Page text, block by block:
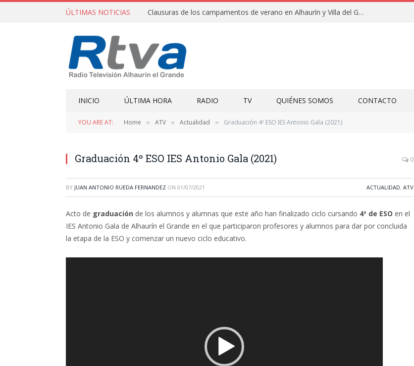
ÚLTIMAS NOTICIAS Clausuras de los campamentos de verano en Alhaurín y Villa del Guadalhorce 2026
INICIO ÚLTIMA HORA RADIO TV QUIÉNES SOMOS CONTACTO
YOU ARE AT: Home » ATV » Actualidad » Graduación 4º ESO IES Antonio Gala (2021)
Graduación 4º ESO IES Antonio Gala (2021) 0
BY JUAN ANTONIO RUEDA FERNANDEZ ON 01/07/2021 ACTUALIDAD, ATV
Acto de graduación de los alumnos y alumnas que este año han finalizado ciclo cursando 4º de ESO en el
IES Antonio Gala de Alhaurín el Grande en el que participaron profesores y alumnos para dar por concluida
la etapa de la ESO y comenzar un nuevo ciclo educativo.